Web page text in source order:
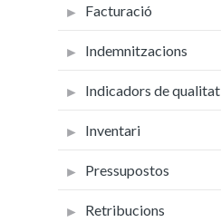
Facturació
Indemnitzacions
Indicadors de qualitat
Inventari
Pressupostos
Retribucions